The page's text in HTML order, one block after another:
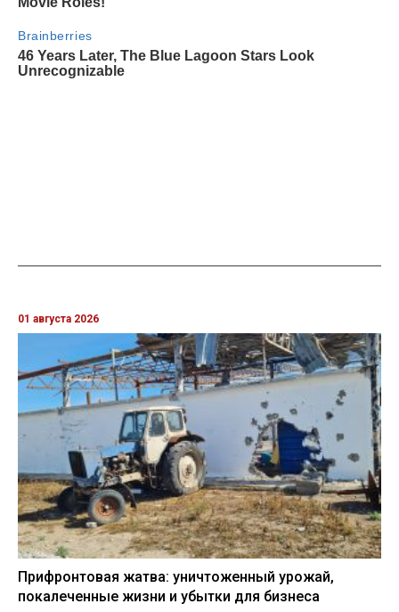
01 августа 2026
Прифронтовая жатва: уничтоженный урожай,
покалеченные жизни и убытки для бизнеса